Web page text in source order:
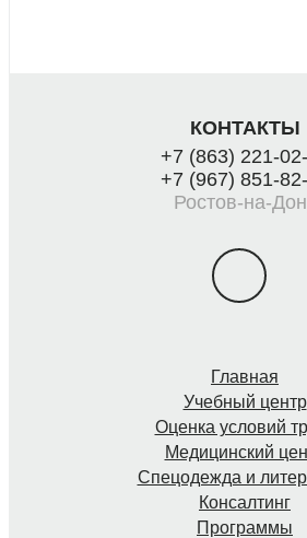
КОНТАКТЫ
+7 (863) 221-
+7 (967) 851-
Ростов-на-
Главная
Учебный центр
Оценка условий
Медицинский
Спецодежда и
Консалтинг
Программы